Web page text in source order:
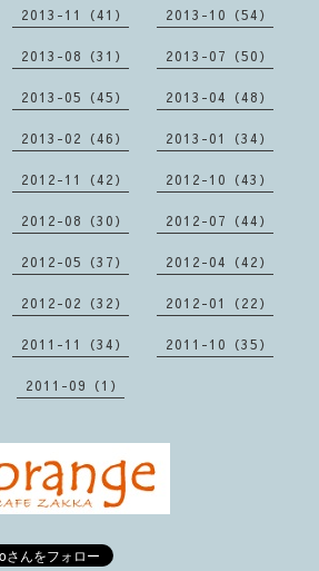
2013-11（41） 2013-10（54）
2013-08（31） 2013-07（50）
2013-05（45） 2013-04（48）
2013-02（46） 2013-01（34）
2012-11（42） 2012-10（43）
2012-08（30） 2012-07（44）
2012-05（37） 2012-04（42）
2012-02（32） 2012-01（22）
2011-11（34） 2011-10（35）
2011-09（1）